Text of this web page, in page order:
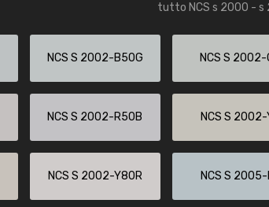
tutto NCS s 2000 - s
NCS S 2002-B50G NCS S 2002-
NCS S 2002-R50B NCS S 2002-
NCS S 2002-Y80R NCS S 2005-